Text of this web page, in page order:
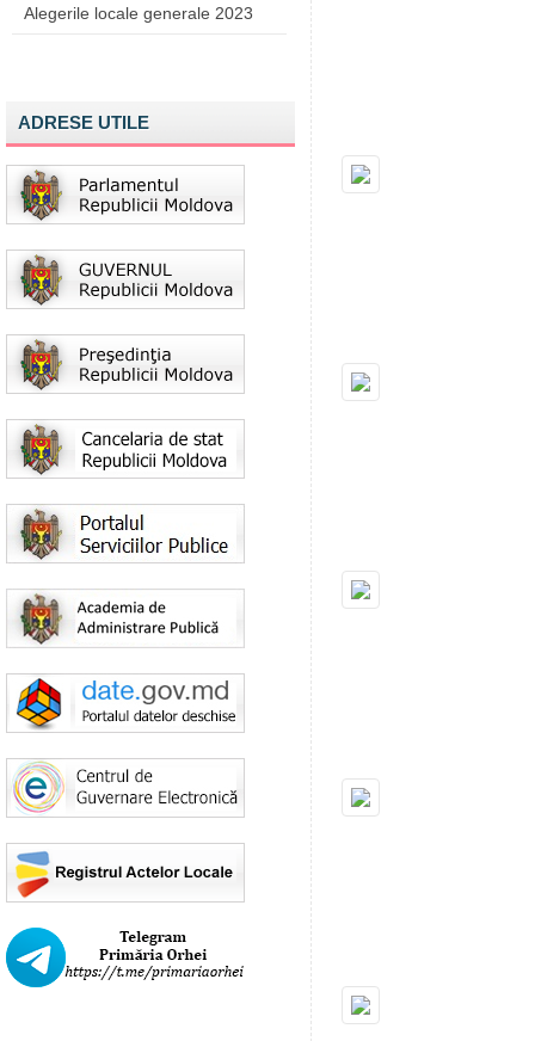
Alegerile locale generale 2023
ADRESE UTILE